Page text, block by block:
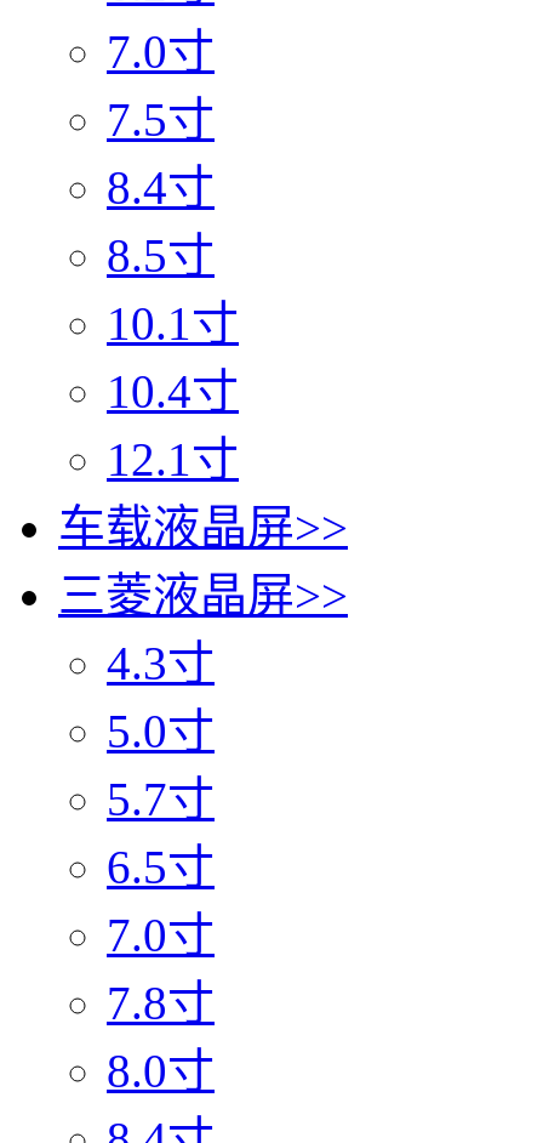
7.0寸
7.5寸
8.4寸
8.5寸
10.1寸
10.4寸
12.1寸
车载液晶屏>>
三菱液晶屏>>
4.3寸
5.0寸
5.7寸
6.5寸
7.0寸
7.8寸
8.0寸